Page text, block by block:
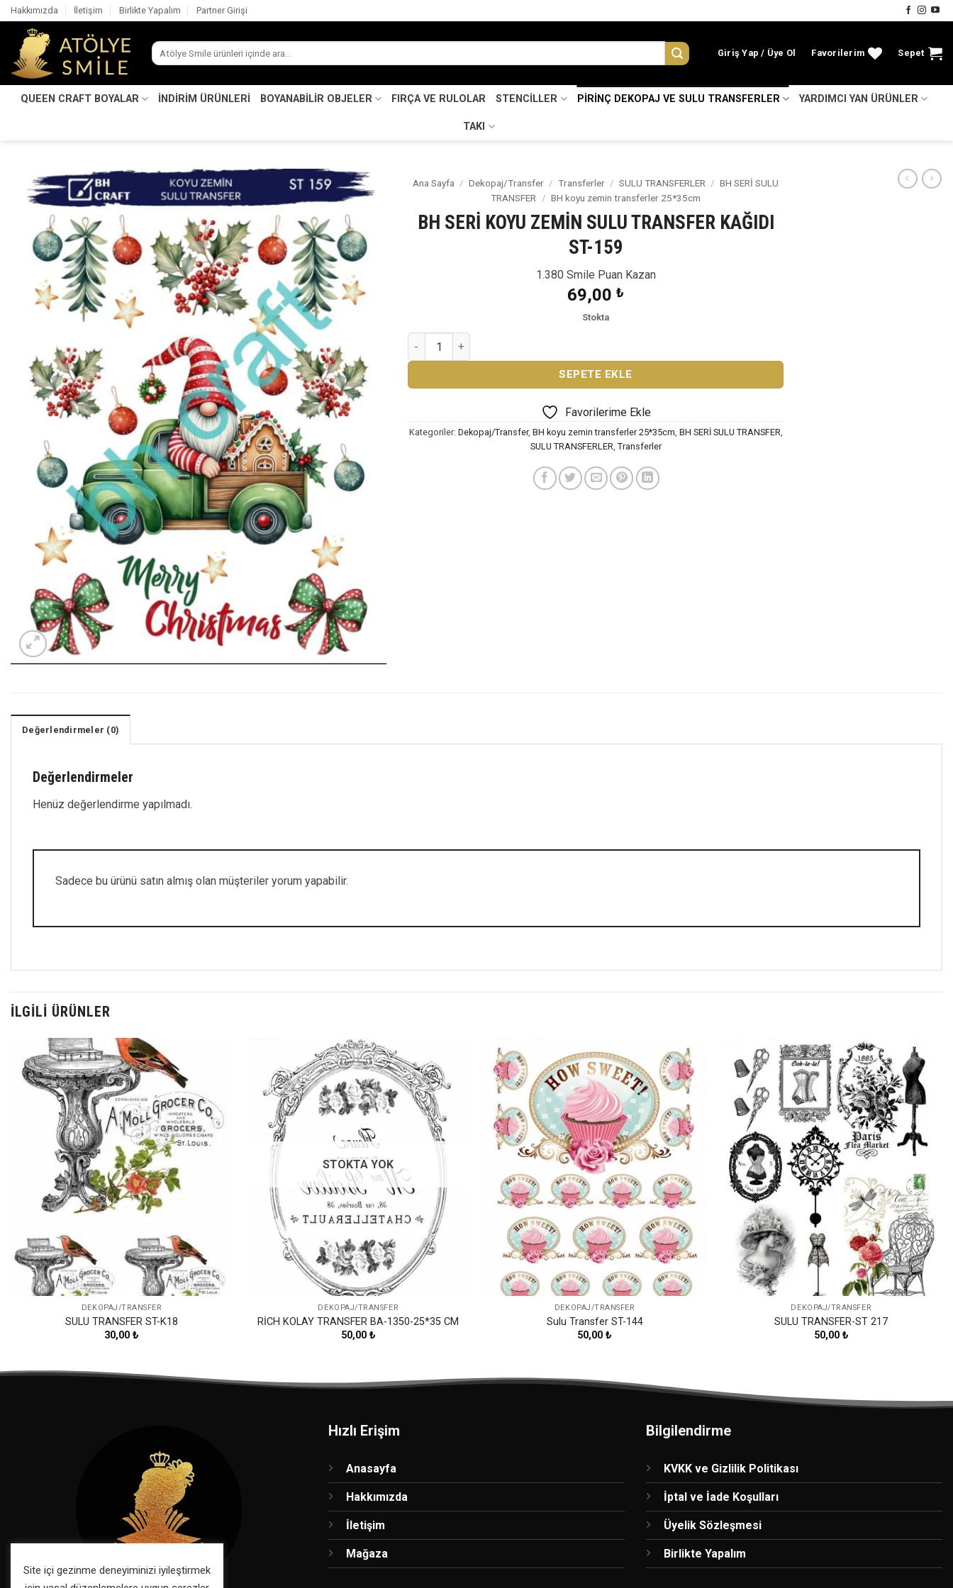
İçeriğe
atla
Hakkımızda İletişim Birlikte Yapalım Partner Girişi
Ara:
Giriş Yap Favorilerim Sepet
QUEEN CRAFT BOYALAR İNDİRİM ÜRÜNLERİ BOYANABİLİR OBJELER FIRÇA VE RULOLAR STENCİLLER PİRİNÇ DEKOPAJ VE SULU TRANSFERLER YARDIMCI YAN ÜRÜNLER
TAKI
Favorilerime
Ekle
Ana Sayfa / Dekopaj/Transfer / Transferler / SULU TRANSFERLER / BH SERİ SULU
TRANSFER
/ BH koyu zemin transferler 25*35cm
BH SERİ KOYU ZEMİN SULU TRANSFER KAĞIDI
ST-159
1.380 Smile Puan Kazan
69,00 ₺
Stokta
BH SERİ KOYU ZEMİN SULU TRANSFER KAĞIDI ST-159 adet
SEPETE EKLE
Favorilerime Ekle
Kategoriler: Dekopaj/Transfer, BH koyu zemin transferler 25*35cm, BH SERİ SULU TRANSFER,
SULU TRANSFERLER, Transferler
Değerlendirmeler (0)
Değerlendirmeler
Henüz değerlendirme yapılmadı.
Sadece bu ürünü satın almış olan müşteriler yorum yapabilir.
İLGILI ÜRÜNLER
Favorilerime
DEKOPAJ/TRANSFER
SULU TRANSFER ST-K18
30,00₺
Favorilerime
Ekle
STOKTA YOK
DEKOPAJ/TRANSFER
RİCH KOLAY TRANSFER BA-1350-25*35 CM
50,00 ₺
Favorilerime
Ekle
DEKOPAJ/TRANSFER
Sulu Transfer ST-144
50,00₺
Favorilerime
Ekle
DEKOPAJ/TRANSFER
SULU TRANSFER-ST 217
50,00 ₺
Hızlı Erişim
Anasayfa
Hakkımızda
İletişim
Mağaza
Bilgilendirme
KVKK ve Gizlilik Politikası
İptal ve İade Koşulları
Üyelik Sözleşmesi
Birlikte Yapalım
Site içi gezinme deneyiminizi iyileştirmek